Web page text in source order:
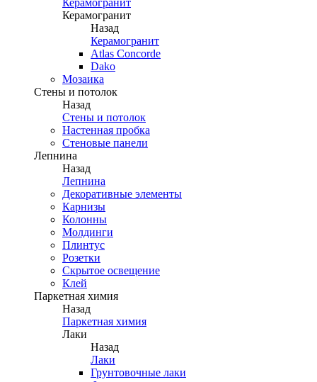
Керамогранит
Керамогранит
Назад
Керамогранит
Atlas Concorde
Dako
Мозаика
Стены и потолок
Назад
Стены и потолок
Настенная пробка
Стеновые панели
Лепнина
Назад
Лепнина
Декоративные элементы
Карнизы
Колонны
Молдинги
Плинтус
Розетки
Скрытое освещение
Клей
Паркетная химия
Назад
Паркетная химия
Лаки
Назад
Лаки
Грунтовочные лаки